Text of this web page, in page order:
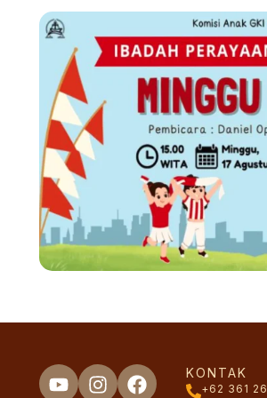
KONTAK
+62 361